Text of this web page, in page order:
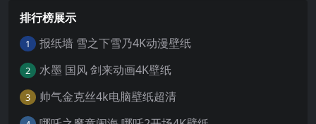
排行榜展示
1 报纸墙 雪之下雪乃4K动漫壁纸
2 水墨 国风 剑来动画4K壁纸
3 帅气金克丝4k电脑壁纸超清